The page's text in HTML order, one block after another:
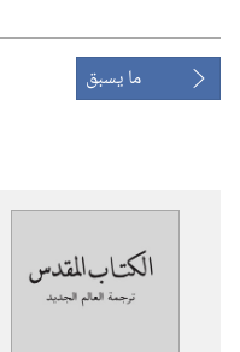
ما يسبق